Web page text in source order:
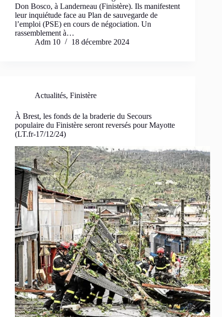
Don Bosco, à Landerneau (Finistère). Ils manifestent
leur inquiétude face au Plan de sauvegarde de
l’emploi (PSE) en cours de négociation. Un
rassemblement à…
Adm 10
18 décembre 2024
Actualités, Finistère
À Brest, les fonds de la braderie du Secours
populaire du Finistère seront reversés pour Mayotte
(LT.fr-17/12/24)